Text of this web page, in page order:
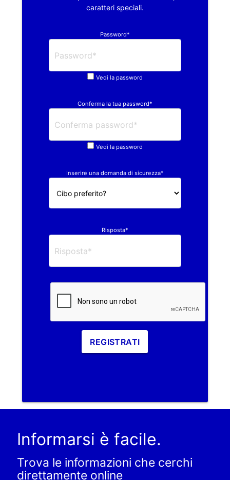
caratteri speciali.
Password*
Vedi la password
Conferma la tua password*
Vedi la password
Inserire una domanda di sicurezza*
Risposta*
REGISTRATI
Informarsi è facile.
Trova le informazioni che cerchi
direttamente online